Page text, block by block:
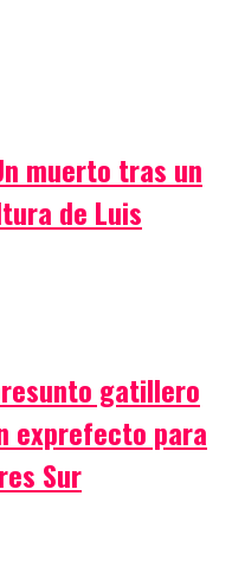
muerto tras un
de Luis
gatillero
exprefecto para
Sur